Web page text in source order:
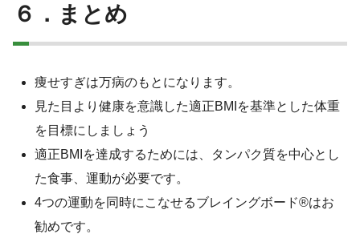
６．まとめ
痩せすぎは万病のもとになります。
見た目より健康を意識した適正BMIを基準とした体重
を目標にしましょう
適正BMIを達成するためには、タンパク質を中心とし
た食事、運動が必要です。
4つの運動を同時にこなせるブレイングボード®はお
勧めです。